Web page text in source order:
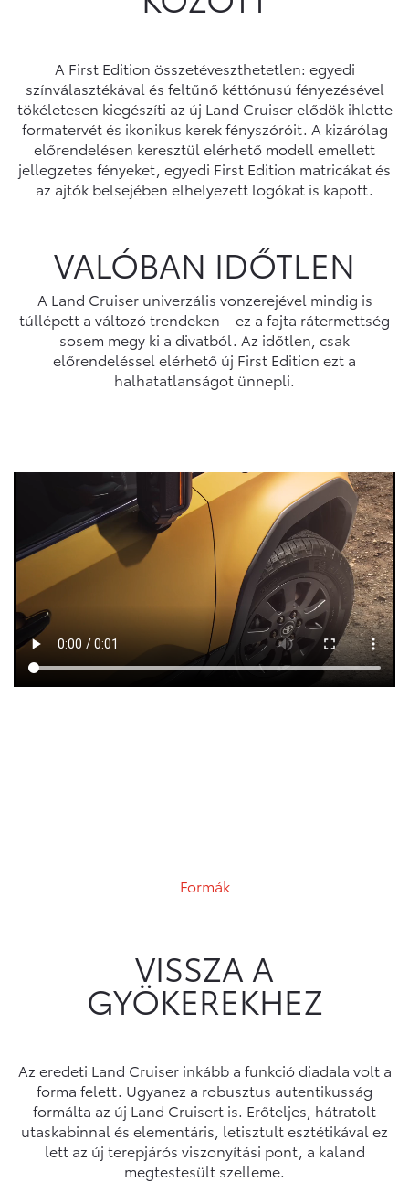
A First Edition összetéveszthetetlen: egyedi
színválasztékával és feltűnő kéttónusú fényezésével
tökéletesen kiegészíti az új Land Cruiser elődök ihlette
formatervét és ikonikus kerek fényszóróit. A kizárólag
előrendelésen keresztül elérhető modell emellett
jellegzetes fényeket, egyedi First Edition matricákat és
az ajtók belsejében elhelyezett logókat is kapott.
VALÓBAN IDŐTLEN
A Land Cruiser univerzális vonzerejével mindig is
túllépett a változó trendeken – ez a fajta rátermettség
sosem megy ki a divatból. Az időtlen, csak
előrendeléssel elérhető új First Edition ezt a
halhatatlanságot ünnepli.
Formák
VISSZA A
GYÖKEREKHEZ
Az eredeti Land Cruiser inkább a funkció diadala volt a
forma felett. Ugyanez a robusztus autentikusság
formálta az új Land Cruisert is. Erőteljes, hátratolt
utaskabinnal és elementáris, letisztult esztétikával ez
lett az új terepjárós viszonyítási pont, a kaland
megtestesült szelleme.